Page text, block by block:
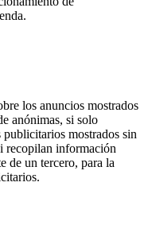
los anuncios mostrados
anónimas, si solo
mostrados sin
recopilan información
de un tercero, para la